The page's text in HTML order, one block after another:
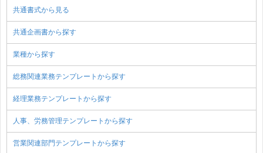
共通書式から見る
共通企画書から探す
業種から探す
総務関連業務テンプレートから探す
経理業務テンプレートから探す
人事、労務管理テンプレートから探す
営業関連部門テンプレートから探す